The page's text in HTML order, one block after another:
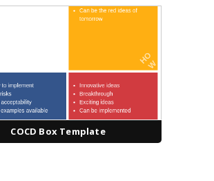
COCD Box Template